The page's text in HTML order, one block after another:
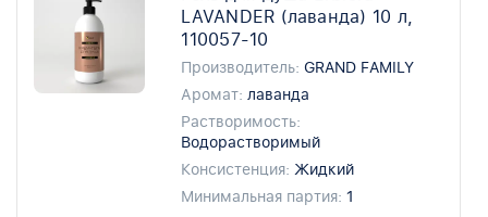
LAVANDER (лаванда) 10 л,
110057-10
Производитель: GRAND FAMILY
Аромат: лаванда
Растворимость:
Водорастворимый
Консистенция: Жидкий
Минимальная партия: 1